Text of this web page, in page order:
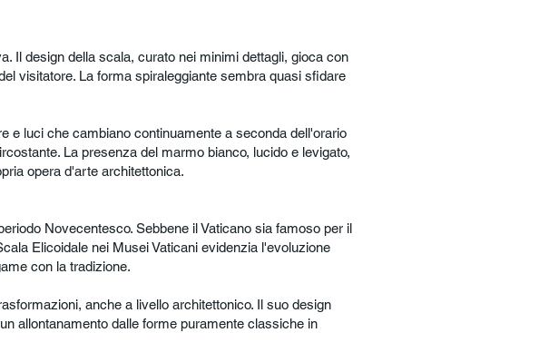
Il design della scala, curato nei minimi dettagli, gioca con
visitatore. La forma spiraleggiante sembra quasi sfidare
e luci che cambiano continuamente a seconda dell'orario
La presenza del marmo bianco, lucido e levigato,
opera d'arte architettonica.
Novecentesco. Sebbene il Vaticano sia famoso per il
Elicoidale nei Musei Vaticani evidenzia l'evoluzione
con la tradizione.
anche a livello architettonico. Il suo design
allontanamento dalle forme puramente classiche in